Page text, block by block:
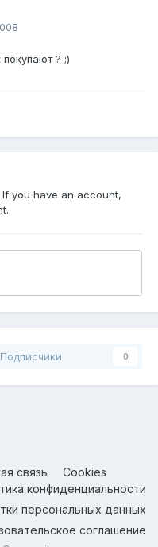
? ;)
you have an account,
Подписчики 0
связь
Cookies
конфиденциальности
персональных данных
соглашение